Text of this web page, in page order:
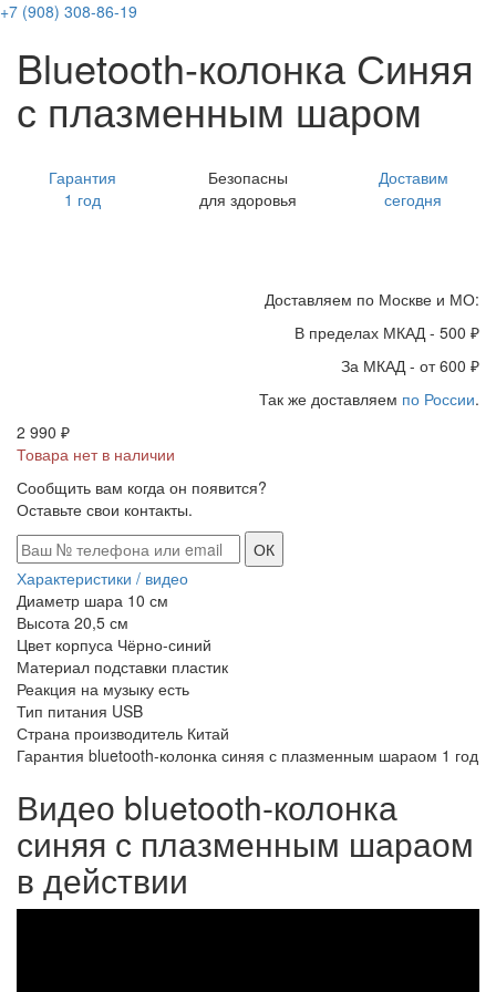
+7 (908) 308-86-19
Bluetooth-колонка Синяя
с плазменным шаром
Гарантия
1 год
Безопасны
для здоровья
Доставим
сегодня
Доставляем по Москве и МО:
В пределах МКАД - 500 ₽
За МКАД - от 600 ₽
Так же доставляем по России.
2 990 ₽
Товара нет в наличии
Сообщить вам когда он появится?
Оставьте свои контакты.
ОК
Характеристики / видео
Диаметр шара 10 см
Высота 20,5 см
Цвет корпуса Чёрно-синий
Материал подставки пластик
Реакция на музыку есть
Тип питания USB
Страна производитель Китай
Гарантия bluetooth-колонка синяя с плазменным шараом 1 год
Видео bluetooth-колонка
синяя с плазменным шараом
в действии